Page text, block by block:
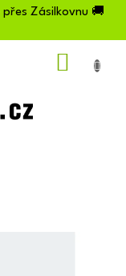
přes Zásilkovnu 🚚